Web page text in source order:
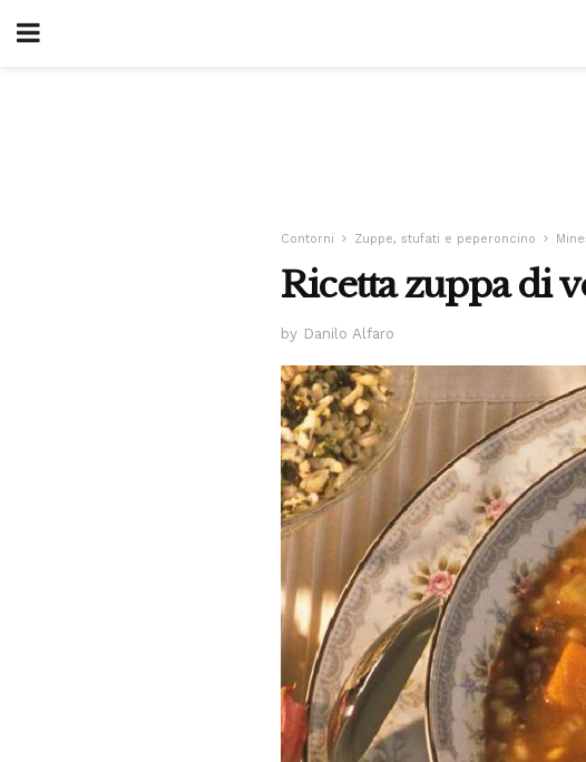
Contorni Zuppe, stufati e peperoncino
Ricetta zuppa di
by Danilo Alfaro